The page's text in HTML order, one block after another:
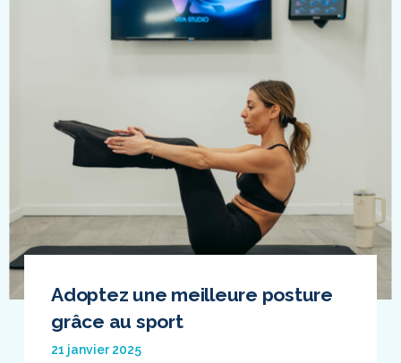
Adoptez une meilleure posture
grâce au sport
21 janvier 2025